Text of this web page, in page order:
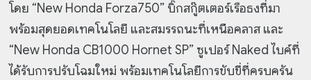
โดย “New Honda Forza750” บิ๊กสกู๊ตเตอร์เรือธงที่มา
พร้อมสุดยอดเทคโนโลยี และสมรรถนะที่เหนือคลาส และ
“New Honda CB1000 Hornet SP” ซูเปอร์ Naked ไบค์ที่
ได้รับการปรับโฉมใหม่ พร้อมเทคโนโลยีการขับขี่ที่ครบครัน